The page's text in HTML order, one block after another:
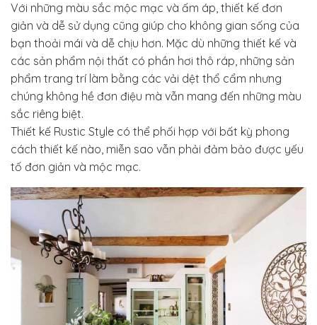
Với những màu sắc mộc mạc và ấm áp, thiết kế đơn
giản và dễ sử dụng cũng giúp cho không gian sống của
bạn thoải mái và dễ chịu hơn. Mặc dù những thiết kế và
các sản phẩm nội thất có phần hơi thô ráp, những sản
phẩm trang trí làm bằng các vải dệt thổ cẩm nhưng
chúng không hề đơn điệu mà vẫn mang đến những màu
sắc riêng biệt.
Thiết kế Rustic Style có thể phối hợp với bất kỳ phong
cách thiết kế nào, miễn sao vẫn phải đảm bảo được yếu
tố đơn giản và mộc mạc.